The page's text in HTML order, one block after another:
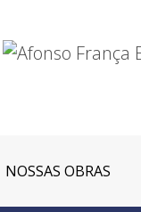
NOSSAS OBRAS